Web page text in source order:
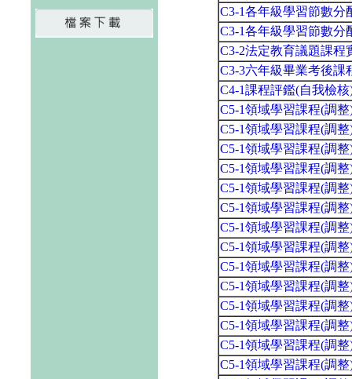
C3-1各年級學習節數分
C3-1各年級學習節數分
C3-2法定教育議題課程
C3-3六年級畢業考後課
C4-1課程評鑑(自我檢
C5-1領域學習課程(調
C5-1領域學習課程(調
C5-1領域學習課程(調
C5-1領域學習課程(調
C5-1領域學習課程(調
C5-1領域學習課程(調
C5-1領域學習課程(調
C5-1領域學習課程(調
C5-1領域學習課程(調
C5-1領域學習課程(調
C5-1領域學習課程(調
C5-1領域學習課程(調
C5-1領域學習課程(調
C5-1領域學習課程(調